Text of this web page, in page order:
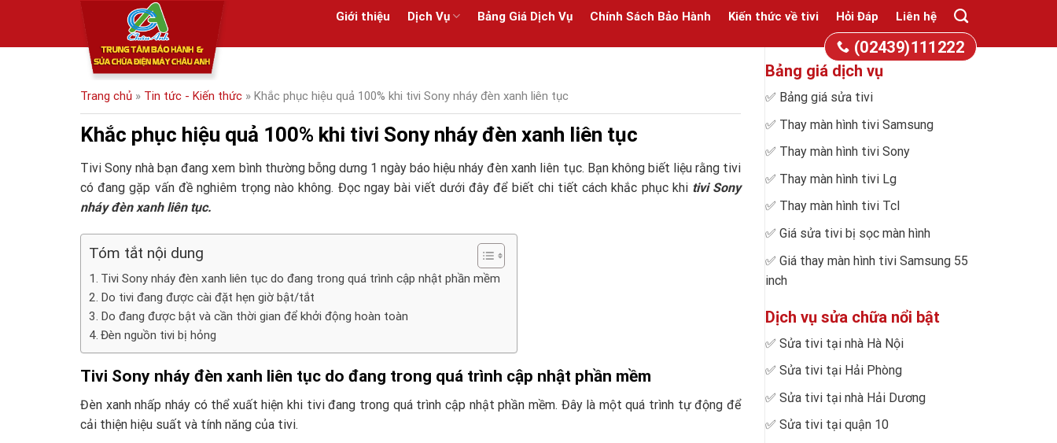
content
Giới thiệu Dịch Vụ Bảng Giá Dịch Vụ Chính Sách Bảo Hành Kiến thức về tivi Hỏi Đáp Liên hệ
(02439)111222
Trang chủ » Tin tức - Kiến thức » Khắc phục hiệu quả 100% khi tivi Sony nháy đèn xanh liên tục
Khắc phục hiệu quả 100% khi tivi Sony nháy đèn xanh liên tục
Tivi Sony nhà bạn đang xem bình thường bỗng dưng 1 ngày báo hiệu nháy đèn xanh liên tục. Bạn không biết liệu rằng tivi
có đang gặp vấn đề nghiêm trọng nào không. Đọc ngay bài viết dưới đây để biết chi tiết cách khắc phục khi tivi Sony
nháy đèn xanh liên tục.
Tóm tắt nội dung
Tivi Sony nháy đèn xanh liên tục do đang trong quá trình cập nhật phần mềm
Do tivi đang được cài đặt hẹn giờ bật/tắt
Do đang được bật và cần thời gian để khởi động hoàn toàn
Đèn nguồn tivi bị hỏng
Tivi Sony nháy đèn xanh liên tục do đang trong quá trình cập nhật phần mềm
Đèn xanh nhấp nháy có thể xuất hiện khi tivi đang trong quá trình cập nhật phần mềm. Đây là một quá trình tự động để
cải thiện hiệu suất và tính năng của tivi.
Bảng giá dịch vụ
✅ Bảng giá sửa tivi
✅ Thay màn hình tivi Samsung
✅ Thay màn hình tivi Sony
✅ Thay màn hình tivi Lg
✅ Thay màn hình tivi Tcl
✅ Giá sửa tivi bị sọc màn hình
✅ Giá thay màn hình tivi Samsung 55
inch
Dịch vụ sửa chữa nổi bật
✅ Sửa tivi tại nhà Hà Nội
✅ Sửa tivi tại Hải Phòng
✅ Sửa tivi tại nhà Hải Dương
✅ Sửa tivi tại quận 10